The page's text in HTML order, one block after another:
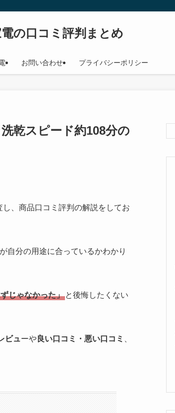
の口コミ評判まとめ
お問い合わせ プライバシーポリシー
乾スピード約108分の
、商品口コミ評判の解説をしてお
自分の用途に合っているかわかり
じゃなかった」 と後悔したくない
ビューや 良い口コミ・悪い口コミ